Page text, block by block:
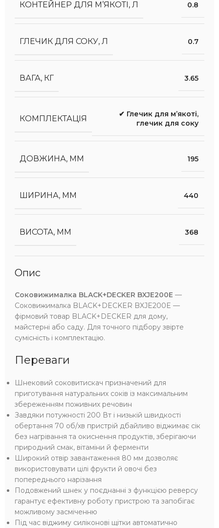
КОНТЕЙНЕР ДЛЯ М’ЯКОТІ, Л 0.8
ГЛЕЧИК ДЛЯ СОКУ, Л 0.7
ВАГА, КГ 3.65
КОМПЛЕКТАЦІЯ ✔ Глечик для м’якоті,
глечик для соку
ДОВЖИНА, ММ 195
ШИРИНА, ММ 440
ВИСОТА, ММ 368
Опис
Соковижималка BLACK+DECKER BXJE200E —
Соковижималка BLACK+DECKER BXJE200E —
фірмовий товар BLACK+DECKER для дому,
майстерні або саду. Для точного підбору звірте
сумісність і комплектацію.
Переваги
Шнековий соковитискач призначений для
приготування натуральних соків із максимальним
збереженням поживних речовин
Завдяки потужності 200 Вт і низькій швидкості
обертання 70 об/хв пристрій дбайливо віджимає сік
без нагрівання та окиснення продуктів, зберігаючи
природний смак, вітаміни й ферменти
Широкий отвір завантаження 80 мм дозволяє
використовувати цілі фрукти й овочі без
попереднього нарізання
Подовжений шнек у поєднанні з функцією реверсу
гарантує ефективну роботу пристрою та запобігає
можливому засміченню
Під час віджиму силіконові щітки автоматично